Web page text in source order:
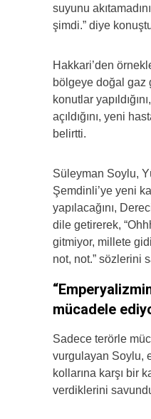
suyunu
şimdi.” diye
Hakkari’den
bölgeye doğal gaz
konutlar
açıldığını, yeni
belirtti.
Süleyman Soylu,
Şemdinli’ye yeni
yapılacağını,
dile getirerek,
gitmiyor, millete
not, not.” sözlerini
mücadele
Sadece terörle
vurgulayan Soylu,
kollarına karşı bir
verdiklerini